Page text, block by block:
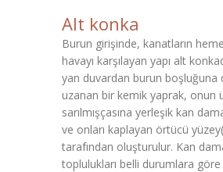
Alt konka
Burun girişinde, kanatların
havayı karşılayan yapı alt
yan duvardan burun boşluğuna
uzanan bir kemik yaprak, onun
sarılmışçasına yerleşik kan
ve onları kaplayan örtücü
tarafından oluşturulur. Kan
toplulukları belli durumlara